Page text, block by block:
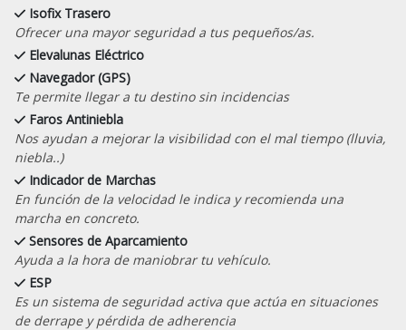
Isofix Trasero
Ofrecer una mayor seguridad a tus pequeños/as.
Elevalunas Eléctrico
Navegador (GPS)
Te permite llegar a tu destino sin incidencias
Faros Antiniebla
Nos ayudan a mejorar la visibilidad con el mal tiempo (lluvia,
niebla..)
Indicador de Marchas
En función de la velocidad le indica y recomienda una
marcha en concreto.
Sensores de Aparcamiento
Ayuda a la hora de maniobrar tu vehículo.
ESP
Es un sistema de seguridad activa que actúa en situaciones
de derrape y pérdida de adherencia